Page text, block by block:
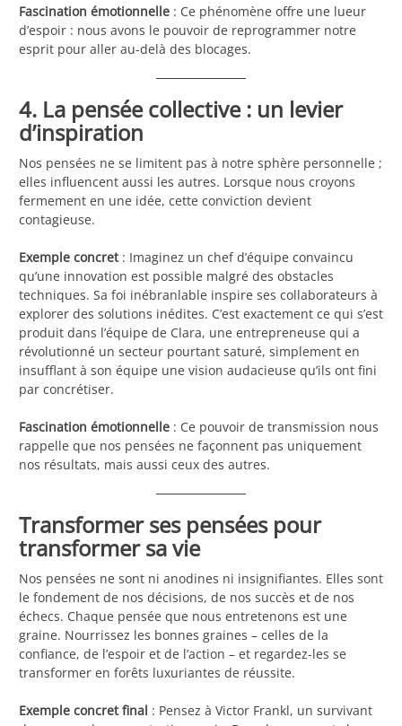
Fascination émotionnelle : Ce phénomène offre une lueur
d’espoir : nous avons le pouvoir de reprogrammer notre
esprit pour aller au-delà des blocages.
4. La pensée collective : un levier
d’inspiration
Nos pensées ne se limitent pas à notre sphère personnelle ;
elles influencent aussi les autres. Lorsque nous croyons
fermement en une idée, cette conviction devient
contagieuse.
Exemple concret: Imaginez un chef d’équipe convaincu
qu’une innovation est possible malgré des obstacles
techniques. Sa foi inébranlable inspire ses collaborateurs à
explorer des solutions inédites. C’est exactement ce qui s’est
produit dans l’équipe de Clara, une entrepreneuse qui a
révolutionné un secteur pourtant saturé, simplement en
insufflant à son équipe une vision audacieuse qu’ils ont fini
par concrétiser.
Fascination émotionnelle : Ce pouvoir de transmission nous
rappelle que nos pensées ne façonnent pas uniquement
nos résultats, mais aussi ceux des autres.
Transformer ses pensées pour
transformer sa vie
Nos pensées ne sont ni anodines ni insignifiantes. Elles sont
le fondement de nos décisions, de nos succès et de nos
échecs. Chaque pensée que nous entretenons est une
graine. Nourrissez les bonnes graines – celles de la
confiance, de l’espoir et de l’action – et regardez-les se
transformer en forêts luxuriantes de réussite.
Exemple concret final : Pensez à Victor Frankl, un survivant